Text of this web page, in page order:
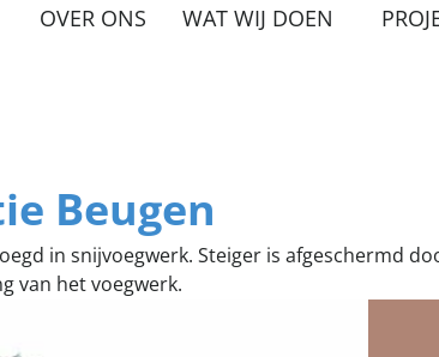
OVER ONS WAT WIJ DOEN
Beugen
in snijvoegwerk. Steiger is afgeschermd
van het voegwerk.